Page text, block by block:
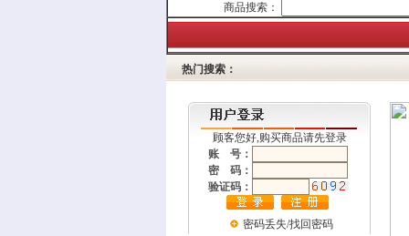
商品搜索：
热门搜索：
顾客您好,购买商品请先登录
账 号：
密 码：
验证码：
密码丢失/找回密码